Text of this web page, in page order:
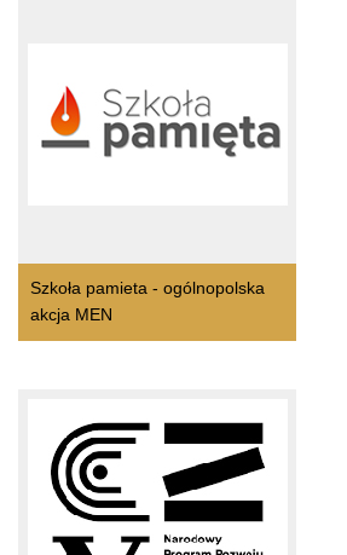
Szkoła pamieta - ogólnopolska
akcja MEN